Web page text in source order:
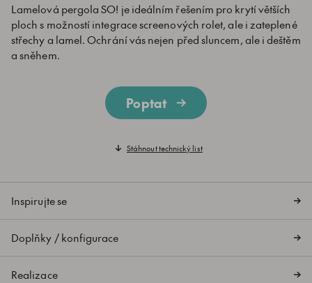
Lamelová pergola SO! je ideálním řešením pro krytí větších
ploch s možností integrace screenových rolet, ale i zateplené
střechy a lamel. Ochrání vás nejen před sluncem, ale i deštěm
a sněhem.
Poptat
Stáhnout technický list
Inspirujte se
Doplňky / konfigurace
Realizace